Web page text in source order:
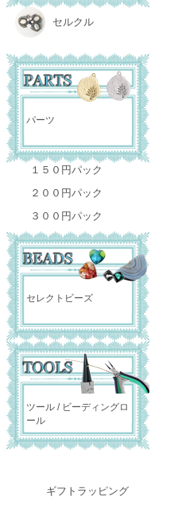
セルクル
パーツ
１５０円パック
２００円パック
３００円パック
セレクトビーズ
ツール / ビーディングロ
ール
ギフトラッピング